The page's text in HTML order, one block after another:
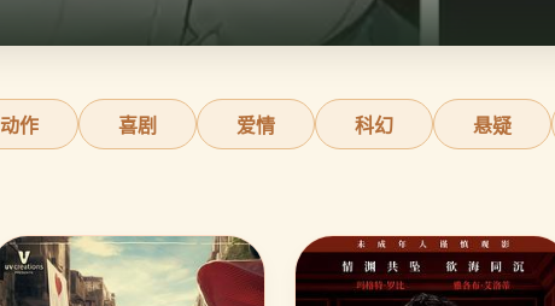
动作 喜剧 爱情 科幻 悬疑